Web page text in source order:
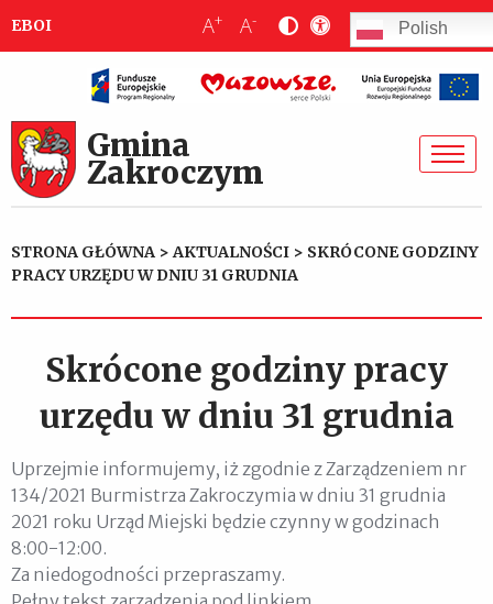
EBOI A+ A- Polish
Gmina
Zakroczym
STRONA GŁÓWNA >AKTUALNOŚCI > SKRÓCONE GODZINY
PRACY URZĘDU W DNIU 31 GRUDNIA
Skrócone godziny pracy
urzędu w dniu 31 grudnia
Uprzejmie informujemy, iż zgodnie z Zarządzeniem nr
134/2021 Burmistrza Zakroczymia w dniu 31 grudnia
2021 roku Urząd Miejski będzie czynny w godzinach
8:00-12:00.
Za niedogodności przepraszamy.